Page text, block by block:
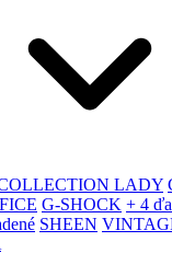
LADY
G-SHOCK + 4
SHEEN